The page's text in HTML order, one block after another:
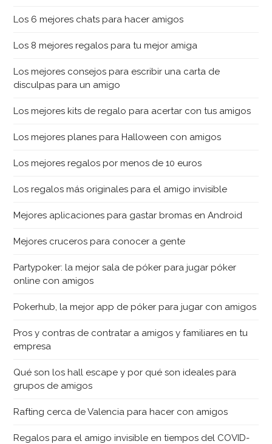
Los 6 mejores chats para hacer amigos
Los 8 mejores regalos para tu mejor amiga
Los mejores consejos para escribir una carta de
disculpas para un amigo
Los mejores kits de regalo para acertar con tus amigos
Los mejores planes para Halloween con amigos
Los mejores regalos por menos de 10 euros
Los regalos más originales para el amigo invisible
Mejores aplicaciones para gastar bromas en Android
Mejores cruceros para conocer a gente
Partypoker: la mejor sala de póker para jugar póker
online con amigos
Pokerhub, la mejor app de póker para jugar con amigos
Pros y contras de contratar a amigos y familiares en tu
empresa
Qué son los hall escape y por qué son ideales para
grupos de amigos
Rafting cerca de Valencia para hacer con amigos
Regalos para el amigo invisible en tiempos del COVID-